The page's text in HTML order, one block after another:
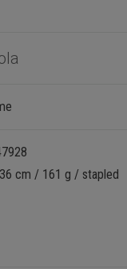
cm / 161 g / stapled